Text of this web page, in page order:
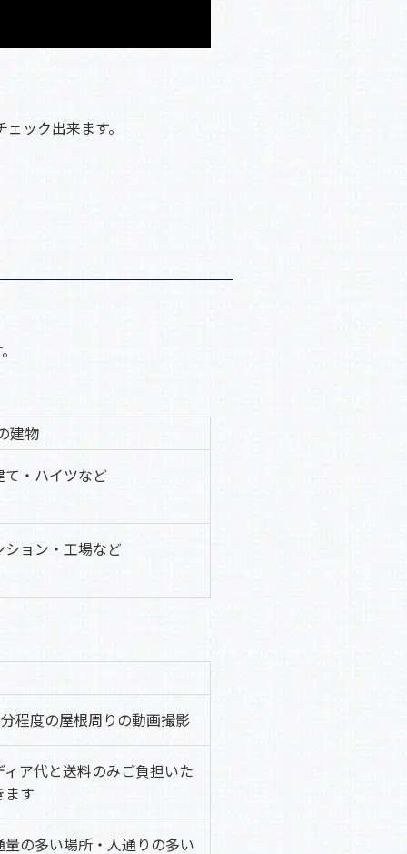
ック出来ます。
建物
て・ハイツなど
ション・工場など
程度の屋根周りの動画撮影
ィア代と送料のみご負担いた
ます
量の多い場所・人通りの多い